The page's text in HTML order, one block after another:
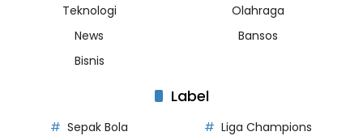
Teknologi
Olahraga
News
Bansos
Bisnis
Label
Sepak Bola
Liga Champions